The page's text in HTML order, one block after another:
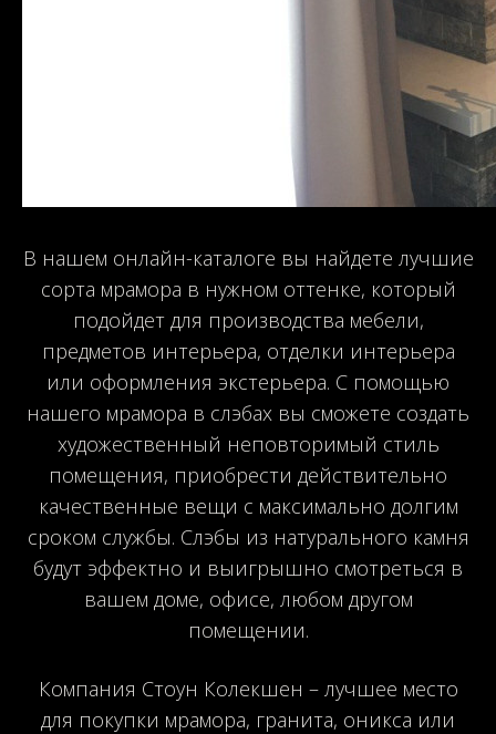
В нашем онлайн-каталоге вы найдете лучшие
сорта мрамора в нужном оттенке, который
подойдет для производства мебели,
предметов интерьера, отделки интерьера
или оформления экстерьера. С помощью
нашего мрамора в слэбах вы сможете создать
художественный неповторимый стиль
помещения, приобрести действительно
качественные вещи с максимально долгим
сроком службы. Слэбы из натурального камня
будут эффектно и выигрышно смотреться в
вашем доме, офисе, любом другом
помещении.
Компания Стоун Колекшен – лучшее место
для покупки мрамора, гранита, оникса или